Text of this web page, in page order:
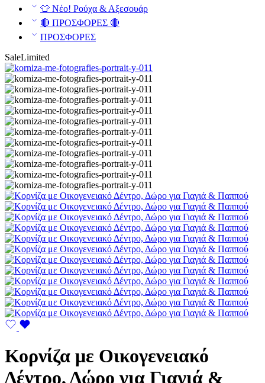
👕 Νέο! Ρούχα & Αξεσουάρ
🔴 ΠΡΟΣΦΟΡΕΣ 🔴
ΠΡΟΣΦΟΡΕΣ
SaleLimited
Κορνίζα με Οικογενειακό
Δέντρο, Δώρο για Γιαγιά &